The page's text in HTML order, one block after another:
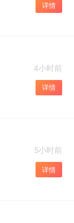
详情
4小时前
详情
5小时前
详情